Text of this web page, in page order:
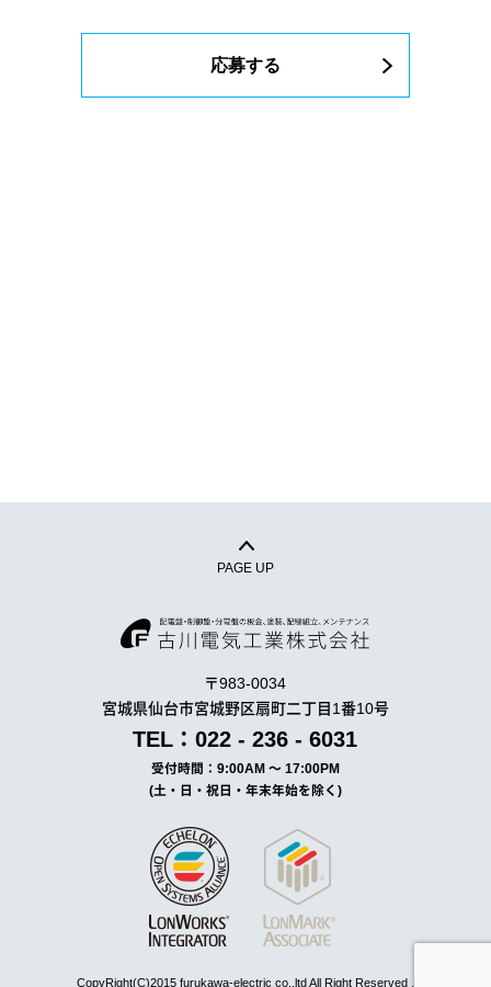
PAGE UP
〒983-0034
宮城県仙台市宮城野区扇町二丁目1番10号
TEL：022 - 236 - 6031
受付時間：9:00AM ～ 17:00PM
(土・日・祝日・年末年始を除く)
CopyRight(C)2015 furukawa-electric co.,ltd All Right Reserved .